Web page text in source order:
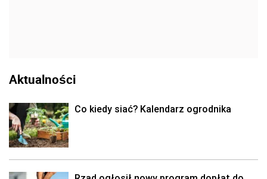
Aktualności
Co kiedy siać? Kalendarz ogrodnika